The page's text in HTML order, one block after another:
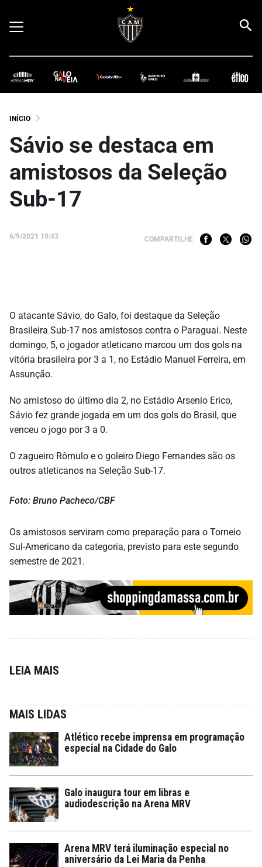
INÍCIO
Sávio se destaca em
amistosos da Seleção
Sub-17
6/9/2021 10:43 COMPARTILHE
O atacante Sávio, do Galo, foi destaque da Seleção
Brasileira Sub-17 nos amistosos contra o Paraguai. Neste
domingo, 5, o jogador atleticano marcou um dos gols na
vitória brasileira por 3 a 1, no Estádio Manuel Ferreira, em
Assunção.
No amistoso do último dia 2, no Estádio Arsenio Erico,
Sávio fez grande jogada em um dos gols do Brasil, que
venceu o jogo por 3 a 0.
O zagueiro Rômulo e o goleiro Diego Fernandes são os
outros atleticanos na Seleção Sub-17.
Foto: Bruno Pacheco/CBF
Os amistosos serviram como preparação para o Torneio
Sul-Americano da categoria, previsto para este segundo
semestre de 2021.
LEIA MAIS
MAIS LIDAS
Atlético recebe imprensa em programação
especial na Cidade do Galo
Galo inaugura tour em libras e
audiodescrição na Arena MRV
Arena MRV terá iluminação especial no
aniversário da Lei Maria da Penha